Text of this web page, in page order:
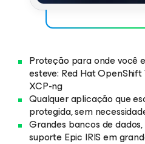
Proteção para onde você
esteve: Red Hat
XCP-ng
Qualquer aplicação que
protegida, sem
Grandes bancos de
suporte Epic IRIS em